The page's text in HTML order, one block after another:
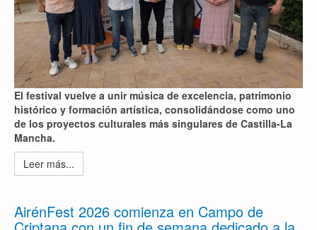
El festival vuelve a unirmúsica de excelencia, patrimonio
histórico y formación artística, consolidándose como uno
de los proyectos culturales más singulares de Castilla-La
Mancha.
Leer más...
AirénFest 2026 comienza en Campo de